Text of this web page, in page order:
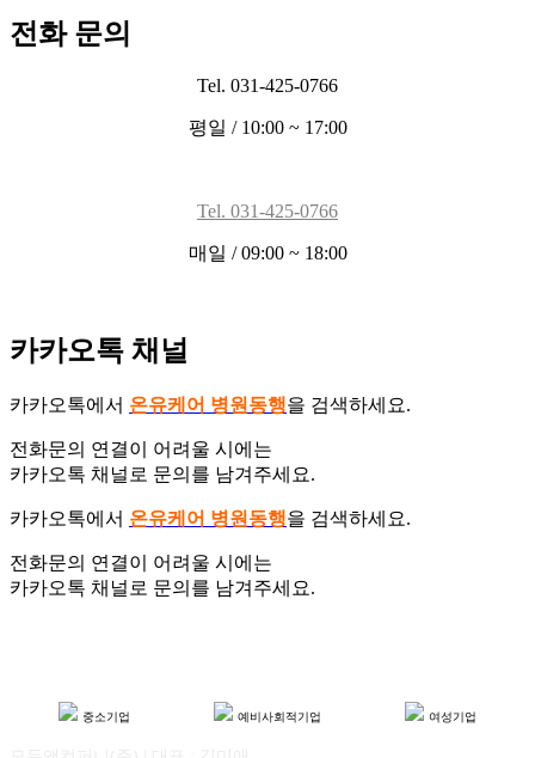
전화 문의
Tel. 031-425-0766
평일 / 10:00 ~ 17:00
Tel. 031-425-0766
매일 / 09:00 ~ 18:00
카카오톡 채널
카카오톡에서 온유케어 병원동행을 검색하세요.
전화문의 연결이 어려울 시에는
카카오톡 채널로 문의를 남겨주세요.
카카오톡에서 온유케어 병원동행을 검색하세요.
전화문의 연결이 어려울 시에는
카카오톡 채널로 문의를 남겨주세요.
중소기업 예비사회적기업 여성기업